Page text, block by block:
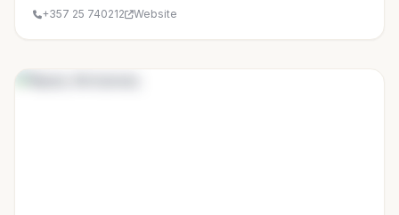
+357 25 740212
Website